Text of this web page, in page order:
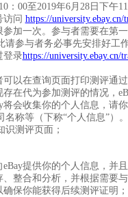
：00至2019年6月28日下午
访问 https://university.ebay.cn/
加一次。参与者需要在第
参与者务必事先安排好工
登录https://university.ebay.cn/
以在查询页面打印测评通
在代为参加测评的情况，
将会收集你的个人信息，
称等（下称“个人信息”
识测评页面；
提供你的个人信息，并
整合和分析，并根据需要
保你能获得后续测评证明；